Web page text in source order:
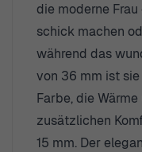
die moderne
schick machen
während das
von 36 mm ist
Farbe, die
zusätzlichen
15 mm. Der